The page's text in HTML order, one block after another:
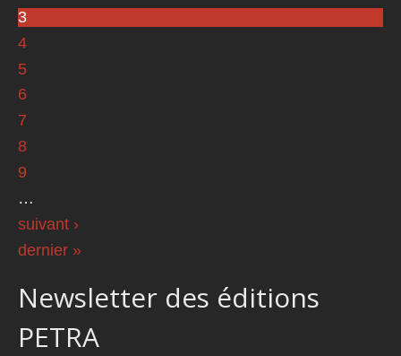
3
4
5
6
7
8
9
…
suivant ›
dernier »
Newsletter des éditions
PETRA